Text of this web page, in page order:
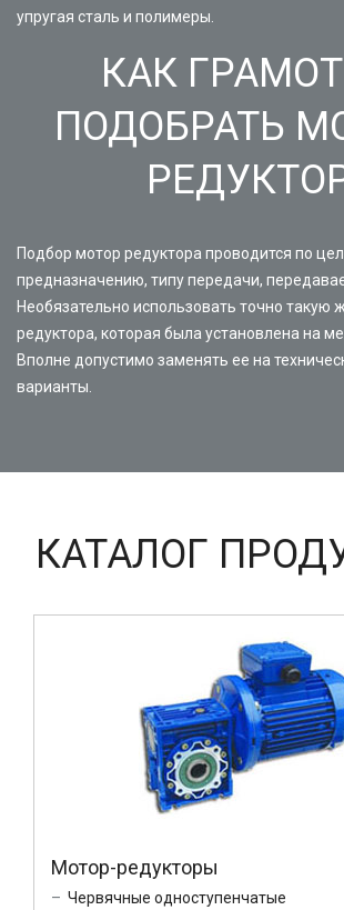
упругая сталь и полимеры.
КАК
ПОДОБРАТЬ
Подбор мотор редуктора проводится по
предназначению, типу передачи,
Необязательно использовать точно такую
редуктора, которая была установлена на
Вполне допустимо заменять ее на
варианты.
КАТАЛОГ
Мотор-редукторы
Червячные одноступенчатые